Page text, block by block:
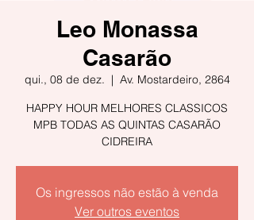
Leo Monassa
Casarão
qui., 08 de dez.
  |
Av. Mostardeiro, 2864
HAPPY HOUR MELHORES CLASSICOS
MPB TODAS AS QUINTAS CASARÃO
CIDREIRA
Os ingressos não estão à venda
Ver outros eventos